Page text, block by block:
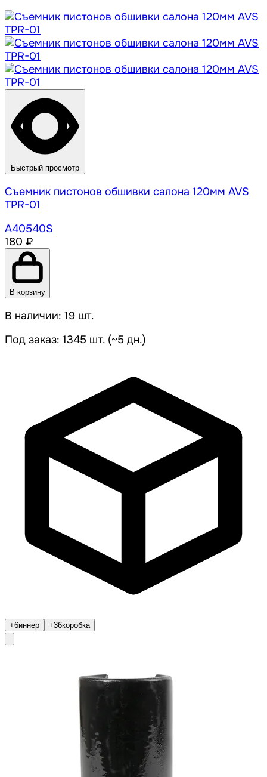
Быстрый просмотр
Съемник пистонов обшивки салона 120мм AVS
TPR-01
A40540S
180 ₽
В корзину
В наличии: 19 шт.
Под заказ: 1345 шт. (~5 дн.)
+6иннер +36коробка